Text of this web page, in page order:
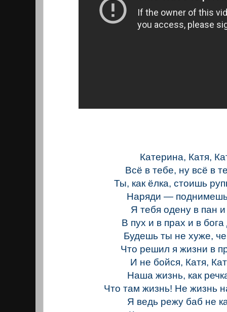
Катерина, Катя,
Всё в тебе, ну всё в
Ты, как ёлка, стоишь
Наряди —
Я тебя одену в пан и
В пух и в прах и в
Будешь ты не хуже,
Что решил я жизни в
И не бойся, Катя,
Наша жизнь, как
Что там жизнь! Не жизнь
Я ведь режу баб не